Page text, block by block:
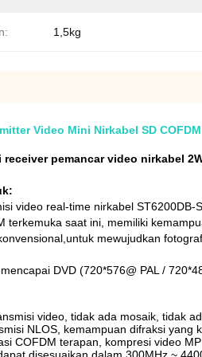
1,5kg
Video Mini Nirkabel SD
receiver pemancar video nirkabel
video real-time nirkabel
terkemuka saat ini, memiliki
mewujudkan
DVD (720*576@ PAL /
video, tidak ada mosaik, tidak
NLOS, kemampuan difraksi yang
COFDM terapan, kompresi video